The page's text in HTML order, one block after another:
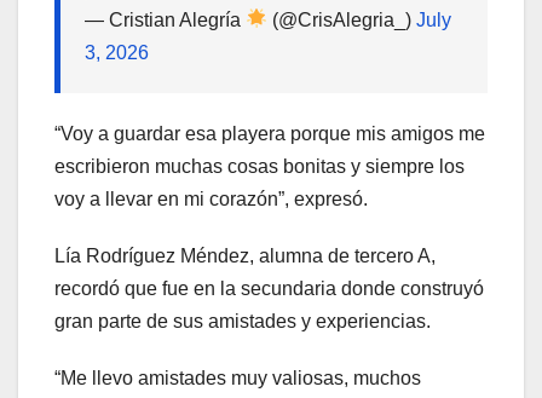
— Cristian Alegría
(@CrisAlegria_)July
3, 2026
“Voy a guardar esa playera porque mis amigos me
escribieron muchas cosas bonitas y siempre los
voy a llevar en mi corazón”, expresó.
Lía Rodríguez Méndez, alumna de tercero A,
recordó que fue en la secundaria donde construyó
gran parte de sus amistades y experiencias.
“Me llevo amistades muy valiosas, muchos